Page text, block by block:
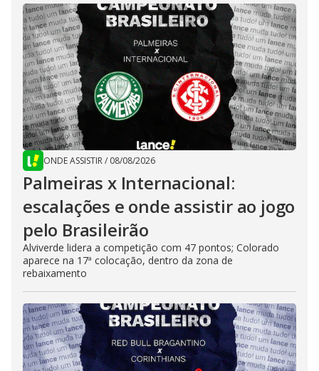
ONDE ASSISTIR/ 08/08/2026
Palmeiras x Internacional:
escalações e onde assistir ao jogo
pelo Brasileirão
Alviverde lidera a competição com 47 pontos; Colorado
aparece na 17ª colocação, dentro da zona de
rebaixamento